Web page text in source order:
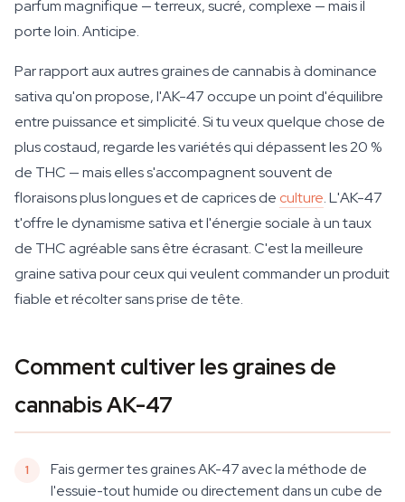
parfum magnifique — terreux, sucré, complexe — mais il
porte loin. Anticipe.
Par rapport aux autres graines de cannabis à dominance
sativa qu'on propose, l'AK-47 occupe un point d'équilibre
entre puissance et simplicité. Si tu veux quelque chose de
plus costaud, regarde les variétés qui dépassent les 20 %
de THC — mais elles s'accompagnent souvent de
floraisons plus longues et de caprices de culture. L'AK-47
t'offre le dynamisme sativa et l'énergie sociale à un taux
de THC agréable sans être écrasant. C'est la meilleure
graine sativa pour ceux qui veulent commander un produit
fiable et récolter sans prise de tête.
Comment cultiver les graines de
cannabis AK-47
Fais germer tes graines AK-47 avec la méthode de
l'essuie-tout humide ou directement dans un cube de